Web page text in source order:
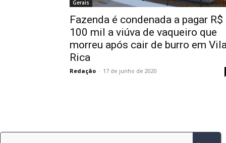
Gerais
Fazenda é condenada a pagar R$
100 mil a viúva de vaqueiro que
morreu após cair de burro em
Rica
Redação - 17 de junho de 2020